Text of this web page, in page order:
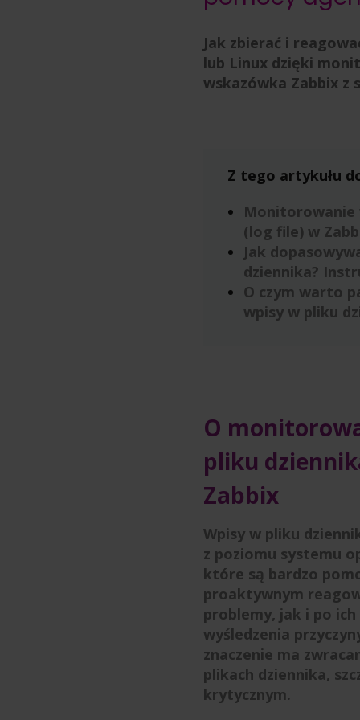
Jak zbierać i
lub Linux dzięki
wskazówka Zabbix z
Z tego artykułu
Monitorowanie
(log file) w
Jak
dziennika?
O czym warto
wpisy w pliku
O
pliku
Zabbix
Wpisy w pliku
z poziomu systemu
które są bardzo
proaktywnym
problemy, jak i po
wyśledzenia
znaczenie ma
plikach dziennika,
krytycznym.